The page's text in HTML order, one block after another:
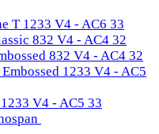
T 1233 V4 - AC6 33
832 V4 - AC4 32
832 V4 - AC4 32
1233 V4 - AC5
V4 - AC5 33